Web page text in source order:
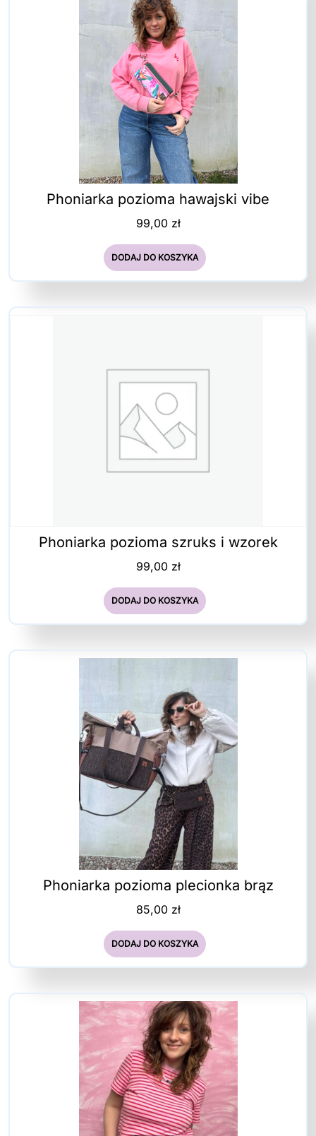
Phoniarka pozioma hawajski vibe
99,00 zł
DODAJ DO KOSZYKA
Phoniarka pozioma szruks i wzorek
99,00 zł
DODAJ DO KOSZYKA
Phoniarka pozioma plecionka brąz
85,00 zł
DODAJ DO KOSZYKA